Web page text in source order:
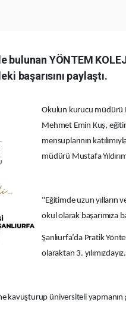
bulunan YÖNTEM
başarısını paylaştı.
Okulun kurucu müdürü
Mehmet Emin Kuş,
mensuplarının
müdürü Mustafa
"Eğitimde uzun yılların
okul olarak başarımıza
Şanlıurfa’da Pratik
olaraktan 3. yılımızdayız.
kavuşturup üniversiteli